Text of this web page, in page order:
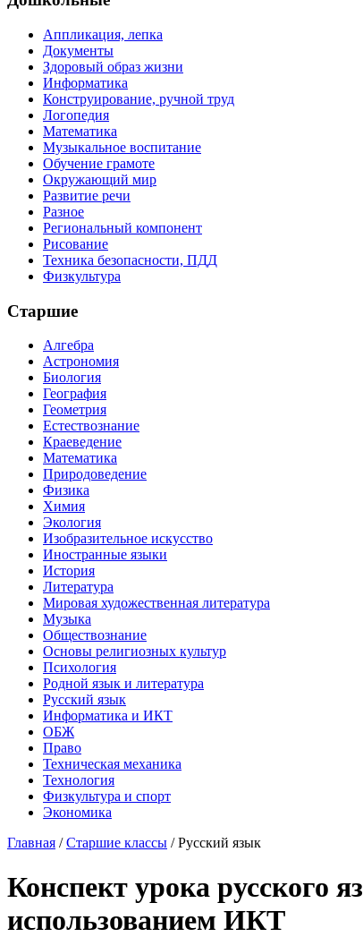
Аппликация, лепка
Документы
Здоровый образ жизни
Информатика
Конструирование, ручной труд
Логопедия
Математика
Музыкальное воспитание
Обучение грамоте
Окружающий мир
Развитие речи
Разное
Региональный компонент
Рисование
Техника безопасности, ПДД
Физкультура
Старшие
Алгебра
Астрономия
Биология
География
Геометрия
Естествознание
Краеведение
Математика
Природоведение
Физика
Химия
Экология
Изобразительное искусство
Иностранные языки
История
Литература
Мировая художественная литература
Музыка
Обществознание
Основы религиозных культур
Психология
Родной язык и литература
Русский язык
Информатика и ИКТ
ОБЖ
Право
Техническая механика
Технология
Физкультура и спорт
Экономика
Главная /Старшие классы /Русский язык
Конспект урока русского
использованием ИКТ